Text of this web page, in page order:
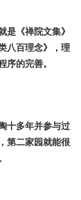
《禅院文集》
八百理念》，理
序的完善。
多年并参与过
第二家园就能很